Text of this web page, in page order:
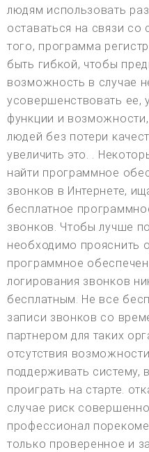
людям использовать
оставаться на связи
того, программа
быть гибкой, чтобы
возможность в случае
усовершенствовать ее,
функции и
людей без потери
увеличить это. .
найти программное
звонков в Интернете,
бесплатное
звонков. Чтобы лучше
необходимо прояснить
программное
логирования звонков
бесплатным. Не все
записи звонков со
партнером для таких
отсутствия
поддерживать систему,
проиграть на старте.
случае риск
профессионал
только проверенное и